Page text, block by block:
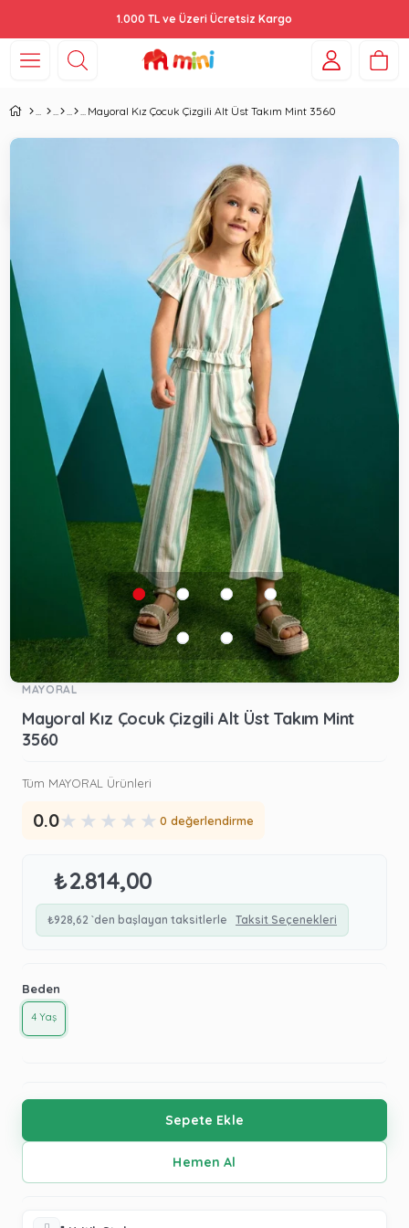
1.000 TL ve Üzeri Ücretsiz Kargo
Mayoral Kız Çocuk Çizgili Alt Üst Takım Mint 3560
MAYORAL
Mayoral Kız Çocuk Çizgili Alt Üst Takım Mint
3560
Tüm MAYORAL Ürünleri
0.0★ ★ ★ ★ ★ 0 değerlendirme
₺2.814,00
₺928,62 `den başlayan taksitlerle Taksit Seçenekleri
Beden
4 Yaş